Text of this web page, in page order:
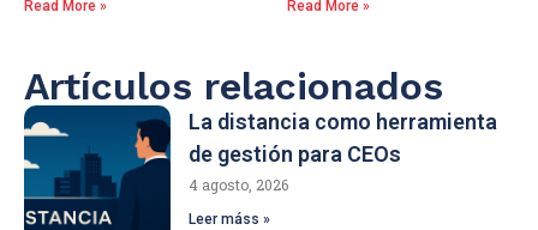
Read More » Read More »
Artículos relacionados
La distancia como herramienta
de gestión para CEOs
4 agosto, 2026
Leer máss »